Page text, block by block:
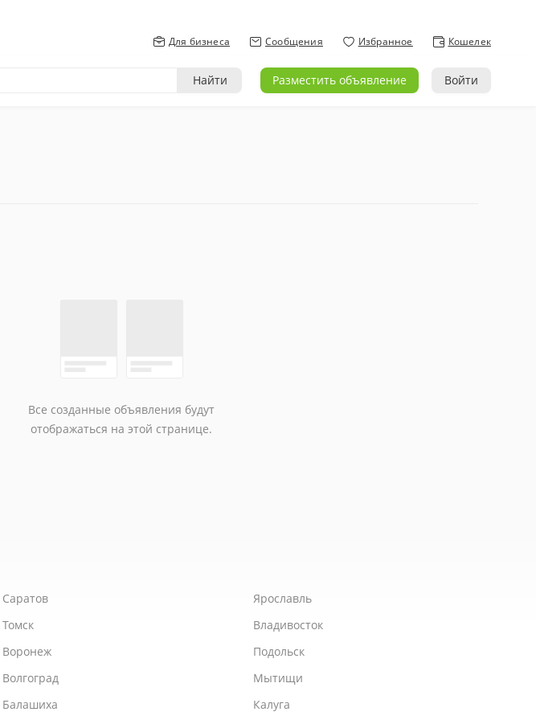
Для бизнеса Сообщения Избранное Кошелек
Найти Разместить объявление Войти
Все созданные объявления будут
отображаться на этой странице.
Саратов
Томск
Воронеж
Волгоград
Балашиха
Ярославль
Владивосток
Подольск
Мытищи
Калуга